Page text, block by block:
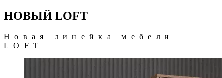
НОВЫЙ LOFT
Новая линейка мебели
LOFT